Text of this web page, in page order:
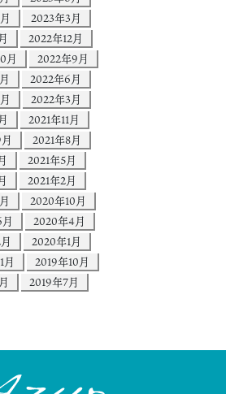
2023年3月
2022年12月
月
2022年9月
2022年6月
2022年3月
2021年11月
2021年8月
2021年5月
2021年2月
2020年10月
2020年4月
2020年1月
月
2019年10月
2019年7月